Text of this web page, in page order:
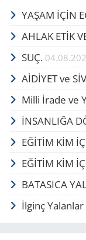
YAŞAM İÇİN
AHLAK ETİK
SUÇ.
AİDİYET ve
Milli İrade ve
İNSANLIĞA
EĞİTİM KİM
EĞİTİM KİM
BATASICA
İlginç